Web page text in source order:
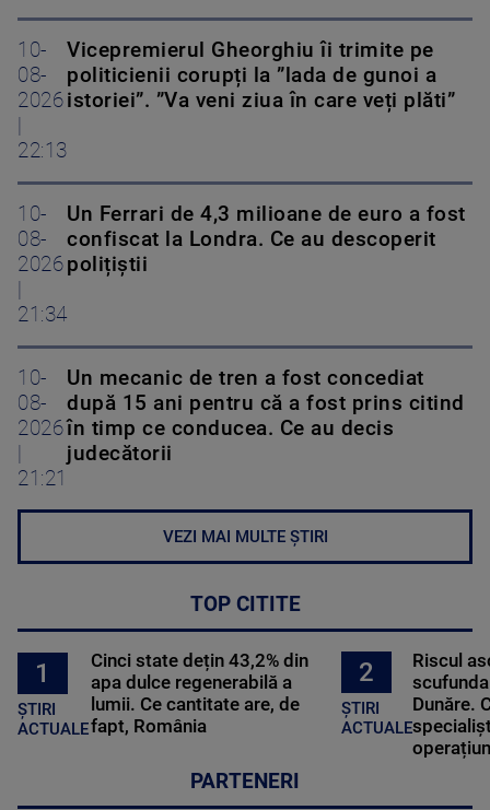
10-
08-
2026
|
22:13
Vicepremierul Gheorghiu îi trimite pe
politicienii corupți la ”lada de gunoi a
istoriei”. ”Va veni ziua în care veți plăti”
10-
08-
2026
|
21:34
Un Ferrari de 4,3 milioane de euro a fost
confiscat la Londra. Ce au descoperit
polițiștii
10-
08-
2026
|
21:21
Un mecanic de tren a fost concediat
după 15 ani pentru că a fost prins citind
în timp ce conducea. Ce au decis
judecătorii
VEZI MAI MULTE ȘTIRI
TOP CITITE
1
ȘTIRI
ACTUALE
Cinci state dețin 43,2% din
apa dulce regenerabilă a
lumii. Ce cantitate are, de
fapt, România
2
ȘTIRI
ACTUALE
Riscul
Dunăre.
PARTENERI